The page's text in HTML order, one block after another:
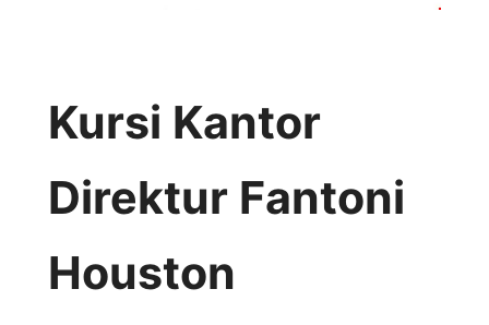
Kursi Kantor
Direktur Fantoni
Houston